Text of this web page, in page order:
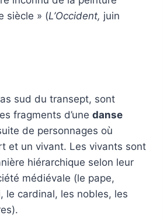
siècle » (L’Occident, juin
sud du transept, sont
fragments d’une danse
de personnages où
et un vivant. Les vivants sont
hiérarchique selon leur
médiévale (le pape,
le cardinal, les nobles, les